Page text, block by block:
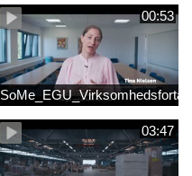
00:53
03:47